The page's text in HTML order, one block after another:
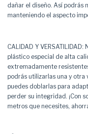
dañar el diseño. Así podrás
manteniendo el aspecto
CALIDAD Y
plástico especial de alta
extremadamente
podrás utilizarlas una y otra
puedes doblarlas para
perder su integridad. ¡Con
metros que necesites,